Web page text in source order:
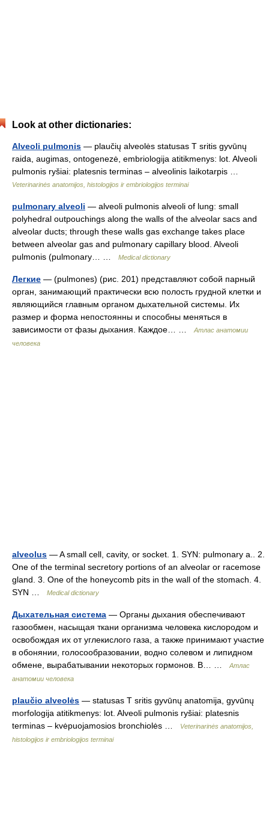
Look at other dictionaries:
Alveoli pulmonis — plaučių alveolės statusas T sritis gyvūnų
raida, augimas, ontogenezė, embriologija atitikmenys: lot. Alveoli
pulmonis ryšiai: platesnis terminas – alveolinis laikotarpis …
Veterinarinės anatomijos, histologijos ir embriologijos terminai
pulmonary alveoli — alveoli pulmonis alveoli of lung: small
polyhedral outpouchings along the walls of the alveolar sacs and
alveolar ducts; through these walls gas exchange takes place
between alveolar gas and pulmonary capillary blood. Alveoli
pulmonis (pulmonary… …
Medical dictionary
Легкие — (pulmones) (рис. 201) представляют собой парный
орган, занимающий практически всю полость грудной клетки и
являющийся главным органом дыхательной системы. Их
размер и форма непостоянны и способны меняться в
зависимости от фазы дыхания. Каждое… …
Атлас анатомии
человека
alveolus — A small cell, cavity, or socket. 1. SYN: pulmonary a.. 2.
One of the terminal secretory portions of an alveolar or racemose
gland. 3. One of the honeycomb pits in the wall of the stomach. 4.
SYN …
Medical dictionary
Дыхательная система — Органы дыхания обеспечивают
газообмен, насыщая ткани организма человека кислородом и
освобождая их от углекислого газа, а также принимают участие
в обонянии, голосообразовании, водно солевом и липидном
обмене, вырабатывании некоторых гормонов. В… …
Атлас
анатомии человека
plaučio alveolės — statusas T sritis gyvūnų anatomija, gyvūnų
morfologija atitikmenys: lot. Alveoli pulmonis ryšiai: platesnis
terminas – kvėpuojamosios bronchiolės …
Veterinarinės anatomijos,
histologijos ir embriologijos terminai